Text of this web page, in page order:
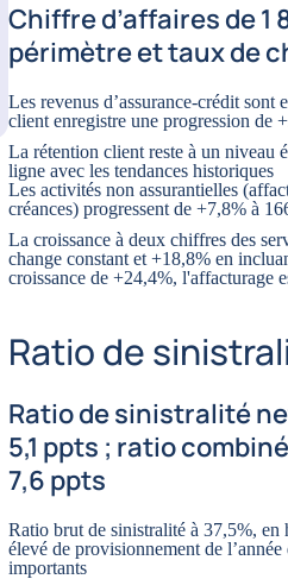
Chiffre d’affaires de 1
périmètre et taux de
Les revenus d’assurance-crédit sont
client enregistre une progression de
La rétention client reste à un niveau
ligne avec les tendances historiques
Les activités non assurantielles
créances) progressent de +7,8% à
La croissance à deux chiffres des
change constant et +18,8% en
croissance de +24,4%, l'affacturage
Ratio de
Ratio de sinistralité
5,1 ppts ; ratio
7,6 ppts
Ratio brut de sinistralité à 37,5%, en
élevé de provisionnement de
importants